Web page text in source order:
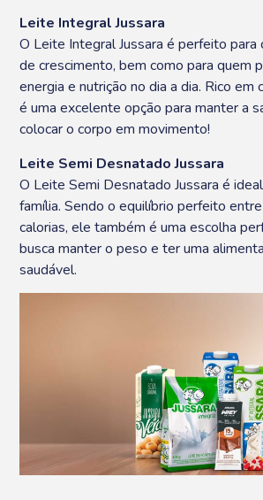
Leite Integral Jussara
O Leite Integral Jussara é perfeito para
de crescimento, bem como para quem
energia e nutrição no dia a dia. Rico em
é uma excelente opção para manter a
colocar o corpo em movimento!
Leite Semi Desnatado Jussara
O Leite Semi Desnatado Jussara é
família. Sendo o equilíbrio perfeito
calorias, ele também é uma escolha
busca manter o peso e ter uma
saudável.